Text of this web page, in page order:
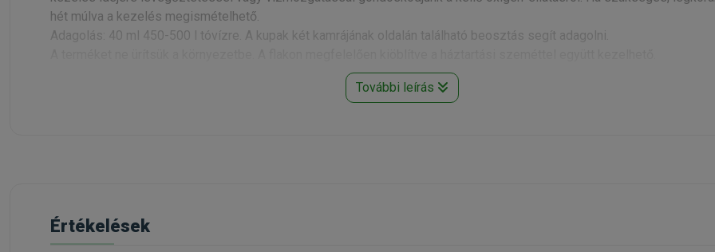
hét múlva a kezelés megismételhető.
Adagolás: 40 ml 450-500 l tóvízre. A kupak két kamrájának oldalán található beosztás segít adagolni.
További leírás
Értékelések